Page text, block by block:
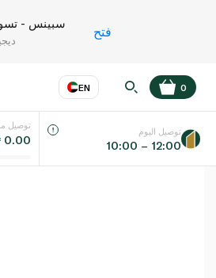
سبينس -
فتح
EN
اللغة عر
0
توصيل
0.00
توصيل اليوم
10:00 – 12:00